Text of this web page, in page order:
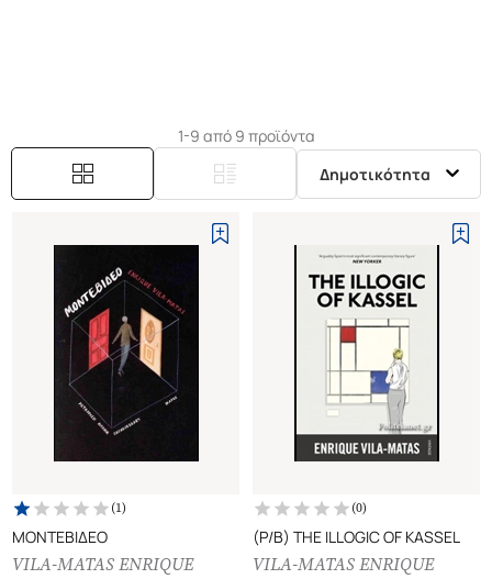
1-9 από 9 προϊόντα
Δημοτικότητα
(1)
ΜΟΝΤΕΒΙΔΕΟ
VILA-MATAS ENRIQUE
(0)
(P/B) THE ILLOGIC OF KASSEL
VILA-MATAS ENRIQUE